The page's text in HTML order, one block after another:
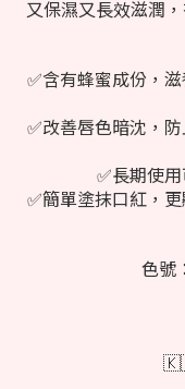
又保濕又長效滋潤
✅含有蜂蜜成份，
✅改善唇色暗沈，
✅長期使
✅簡單塗抹口紅，
色號